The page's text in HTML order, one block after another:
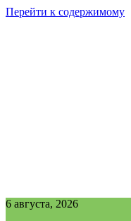
Перейти к содержимому
6 августа, 2026